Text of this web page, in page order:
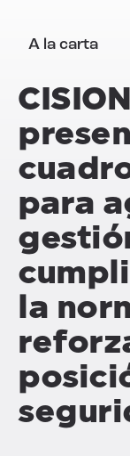
A la carta
para
la